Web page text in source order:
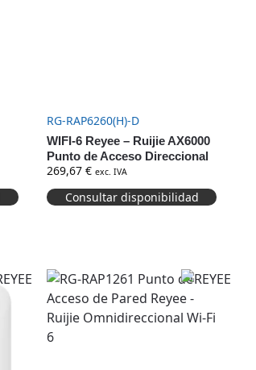
RG-RAP6260(H)-D
WIFI-6 Reyee – Ruijie AX6000
Punto de Acceso Direccional
de Alta Densidad para
Exteriores
269,67€ exc. IVA
Consultar disponibilidad